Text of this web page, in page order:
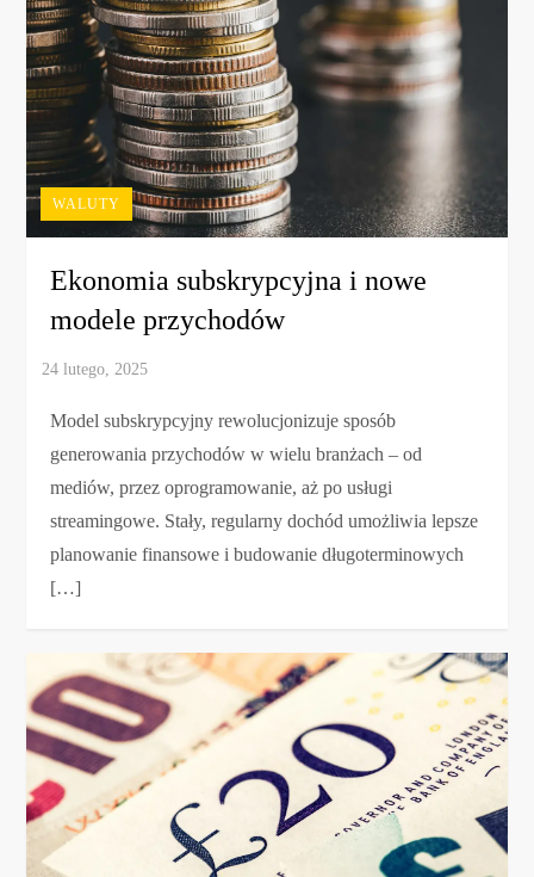
WALUTY
Ekonomia subskrypcyjna i nowe
modele przychodów
Model subskrypcyjny rewolucjonizuje sposób
generowania przychodów w wielu branżach – od
mediów, przez oprogramowanie, aż po usługi
streamingowe. Stały, regularny dochód umożliwia lepsze
planowanie finansowe i budowanie długoterminowych
[…]